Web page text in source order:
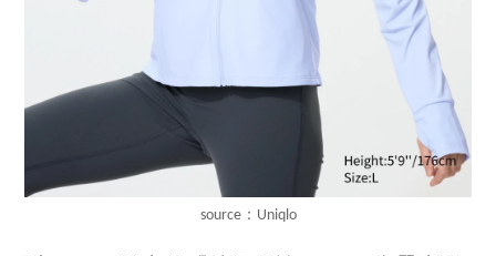
source：Uniqlo